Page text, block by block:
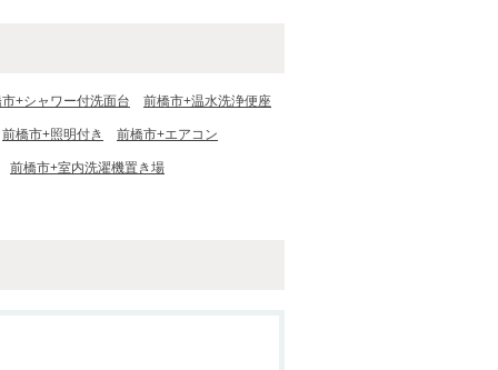
+シャワー付洗面台 前橋市+温水洗浄便座
前橋市+照明付き 前橋市+エアコン
前橋市+室内洗濯機置き場